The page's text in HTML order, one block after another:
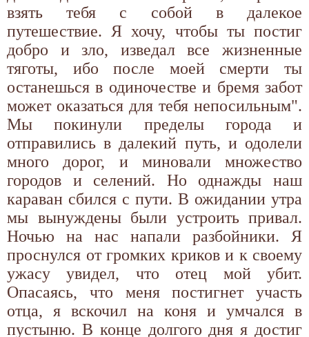
взять тебя с собой в далекое
путешествие. Я хочу, чтобы ты постиг
добро и зло, изведал все жизненные
тяготы, ибо после моей смерти ты
останешься в одиночестве и бремя забот
может оказаться для тебя непосильным".
Мы покинули пределы города и
отправились в далекий путь, и одолели
много дорог, и миновали множество
городов и селений. Но однажды наш
караван сбился с пути. В ожидании утра
мы вынуждены были устроить привал.
Ночью на нас напали разбойники. Я
проснулся от громких криков и к своему
ужасу увидел, что отец мой убит.
Опасаясь, что меня постигнет участь
отца, я вскочил на коня и умчался в
пустыню. В конце долгого дня я достиг